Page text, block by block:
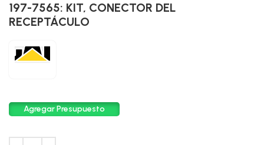
197-7565: KIT, CONECTOR DEL
RECEPTÁCULO
Agregar Presupuesto